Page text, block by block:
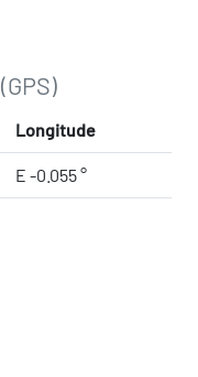
(GPS)
Longitude
E -0.055 °